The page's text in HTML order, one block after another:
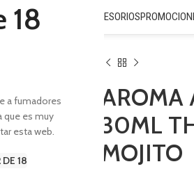
18
a fumadores
que es muy
esta web.
18
ACCESORIOS
AROMA
30ML
MOJITO